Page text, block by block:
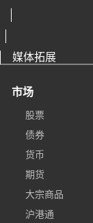
媒体拓展
市场
股票
债券
货币
期货
大宗商品
沪港通